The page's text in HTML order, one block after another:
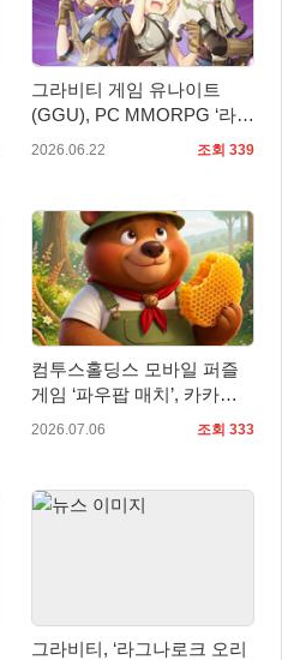
그라비티 게임 유나이트
(GGU), PC MMORPG ‘라그
나로크 제로: 글로벌’ 2차
2026.06.22 조회 339
컴투스홀딩스 모바일 퍼즐
게임 ‘파우팝 매치’, 카카오
톡과 카카오페이에서 먼저
2026.07.06 조회 333
그라비티, ‘라그나로크 오리